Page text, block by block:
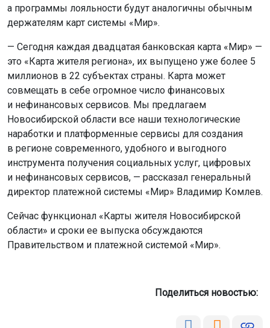
а программы лояльности будут аналогичны обычным
держателям карт системы «Мир».
— Сегодня каждая двадцатая банковская карта «Мир» —
это «Карта жителя региона», их выпущено уже более 5
миллионов в 22 субъектах страны. Карта может
совмещать в себе огромное число финансовых
и нефинансовых сервисов. Мы предлагаем
Новосибирской области все наши технологические
наработки и платформенные сервисы для создания
в регионе современного, удобного и выгодного
инструмента получения социальных услуг, цифровых
и нефинансовых сервисов, — рассказал генеральный
директор платежной системы «Мир» Владимир Комлев.
Сейчас функционал «Карты жителя Новосибирской
области» и сроки ее выпуска обсуждаются
Правительством и платежной системой «Мир».
Поделиться новостью: